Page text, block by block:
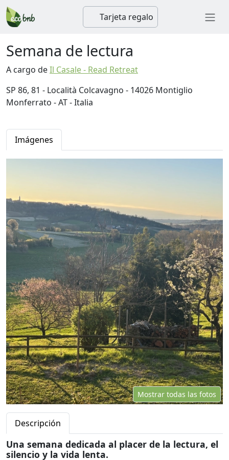
Tarjeta regalo
Semana de lectura
A cargo deIl Casale - Read Retreat
SP 86, 81 - Località Colcavagno - 14026 Montiglio
Monferrato - AT - Italia
Imágenes
Mostrar todas las fotos
Descripción
Una semana dedicada al placer de la lectura, el
silencio y la vida lenta.